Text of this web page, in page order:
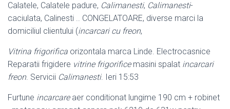
Calatele, Calatele padure, Calimanesti, Calimanesti-
caciulata, Calinesti .. CONGELATOARE, diverse marci la
domiciliul clientului (incarcari cu freon,
Vitrina frigorifica orizontala marca Linde. Electrocasnice
Reparatii frigidere vitrine frigorificemasini spalat incarcari
freon. Servicii Calimanesti. Ieri 15:53
Furtune incarcareaer conditionat lungime 190 cm + robinet